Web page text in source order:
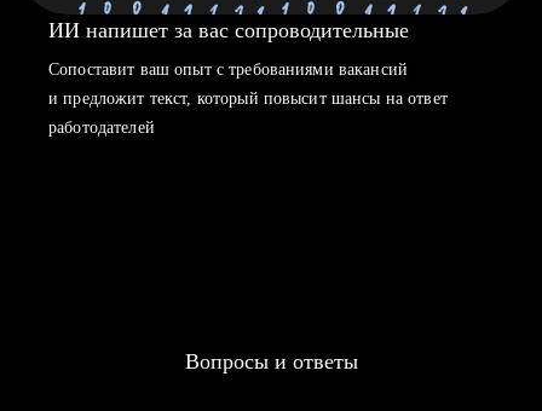
ИИ напишет за вас сопроводительные
Сопоставит ваш опыт с требованиями вакансий
и предложит текст, который повысит шансы на ответ
работодателей
Вопросы и ответы